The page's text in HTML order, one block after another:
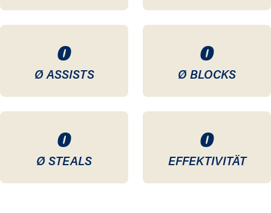
0
Ø ASSISTS
0
Ø BLOCKS
0
Ø STEALS
0
EFFEKTIVITÄT